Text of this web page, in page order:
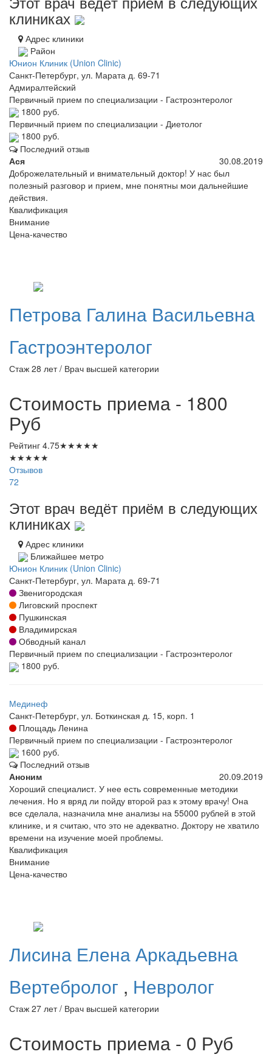
клиниках
Адрес клиники
Район
Юнион Клиник (Union Clinic)
Санкт-Петербург, ул. Марата д. 69-71
Адмиралтейский
Первичный прием по специализации - Гастроэнтеролог
1800 руб.
Первичный прием по специализации - Диетолог
1800 руб.
Последний отзыв
Ася
30.08.2019
Доброжелательный и внимательный доктор! У нас был
полезный разговор и прием, мне понятны мои дальнейшие
действия.
Квалификация
Внимание
Цена-качество
Петрова Галина Васильевна
Гастроэнтеролог
Стаж 28 лет / Врач высшей категории
Стоимость приема - 1800
Руб
Рейтинг 4.75★★★★★
★★★★★
Отзывов
72
Этот врач ведёт приём в следующих
клиниках
Адрес клиники
Ближайшее метро
Юнион Клиник (Union Clinic)
Санкт-Петербург, ул. Марата д. 69-71
Звенигородская
Лиговский проспект
Пушкинская
Владимирская
Обводный канал
Первичный прием по специализации - Гастроэнтеролог
1800 руб.
Мединеф
Санкт-Петербург, ул. Боткинская д. 15, корп. 1
Площадь Ленина
Первичный прием по специализации - Гастроэнтеролог
1600 руб.
Последний отзыв
Аноним
20.09.2019
Хороший специалист. У нее есть современные методики
лечения. Но я вряд ли пойду второй раз к этому врачу! Она
все сделала, назначила мне анализы на 55000 рублей в этой
клинике, и я считаю, что это не адекватно. Доктору не хватило
времени на изучение моей проблемы.
Квалификация
Внимание
Цена-качество
Лисина Елена Аркадьевна
Вертебролог , Невролог
Стаж 27 лет / Врач высшей категории
Стоимость приема - 0 Руб